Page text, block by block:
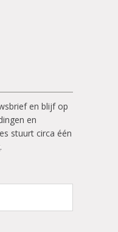
en blijf op
en
stuurt circa één